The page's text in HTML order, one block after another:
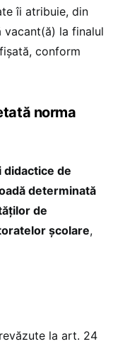
îi atribuie, din
la finalul
conform
norma
didactice de
determinată
de
școlare,
la art. 24